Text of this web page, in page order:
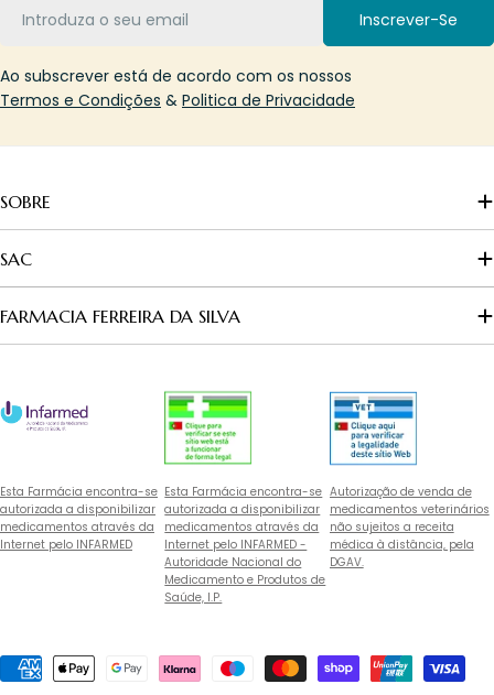
Inscrever-Se
Ao subscrever está de acordo com os nossos
Termos e Condições & Politica de Privacidade
SOBRE
SAC
FARMACIA FERREIRA DA SILVA
Esta Farmácia encontra-se
autorizada a disponibilizar
medicamentos através da
Internet pelo INFARMED
Esta Farmácia encontra-se
autorizada a disponibilizar
medicamentos através da
Internet pelo INFARMED -
Autoridade Nacional do
Medicamento e Produtos de
Saúde, I.P.
Autorização de venda de
medicamentos veterinários
não sujeitos a receita
médica à distância, pela
DGAV.
Métodos